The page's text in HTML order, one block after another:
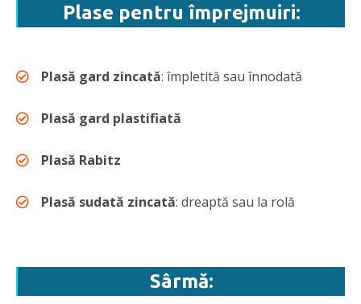
Plase pentru împrejmuiri:
Plasă gard zincată: împletită sau înnodată
Plasă gard plastifiată
Plasă Rabitz
Plasă sudată zincată: dreaptă sau la rolă
Sârmă: